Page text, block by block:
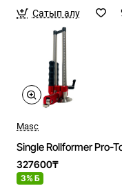
Сатып алу
Masc
327600₸
3% Б